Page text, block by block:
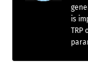
is
TRP